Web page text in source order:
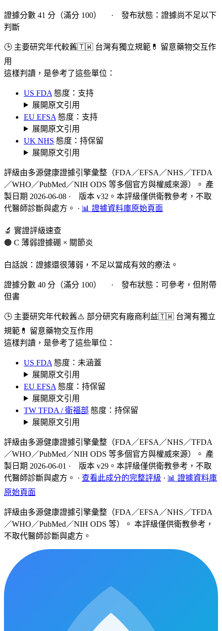
證據分數 41 分（滿分 100） · 發布狀態：證據尚不足以下
判斷
🕒 主要研究年代較舊🇹🇼 台灣有獨立規範 💊 留意藥物交互作
用
這樣判讀，是參考了這些單位：
US FDA 態度：支持
展開原文引用
EU EFSA 態度：支持
展開原文引用
UK NHS 態度：持保留
展開原文引用
評級由多源健康證據引擎彙整（FDA／EFSA／NHS／TFDA
／WHO／PubMed／NIH ODS 等多個官方與權威來源）。 產
製日期 2026-06-08 · 版本 v32。本評級僅供衛教參考，不取
代醫師診斷與處方。 · 📊 證據資料庫原始頁面
🔬 實證評級速查
🟠 C 薄弱證據硼 × 關節炎
白話說：證據還很薄弱，不足以當成有效的療法。
證據分數 40 分（滿分 100） · 發布狀態：可參考，但附帶
但書
🕒 主要研究年代較舊⚠️ 部分研究有廠商利益🇹🇼 台灣有獨立
規範 💊 留意藥物交互作用
這樣判讀，是參考了這些單位：
US FDA 態度：未涵蓋
展開原文引用
EU EFSA 態度：持保留
展開原文引用
TW TFDA / 衛福部 態度：持保留
展開原文引用
評級由多源健康證據引擎彙整（FDA／EFSA／NHS／TFDA
／WHO／PubMed／NIH ODS 等多個官方與權威來源）。 產
製日期 2026-06-01 · 版本 v29。本評級僅供衛教參考，不取
代醫師診斷與處方。 · 查看此成分的完整評級 · 📊 證據資料庫
原始頁面
評級由多源健康證據引擎彙整（FDA／EFSA／NHS／TFDA
／WHO／PubMed／NIH ODS 等）。 本評級僅供衛教參考，
不取代醫師診斷與處方。